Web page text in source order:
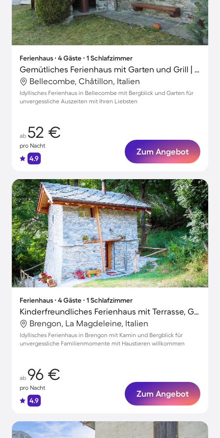
Ferienhaus ∙ 4 Gäste ∙ 1 Schlafzimmer
Gemütliches Ferienhaus mit Garten und Grill | Bergblick | Haustiere sind willkommen
Bellecombe, Châtillon, Italien
Idyllisches Ferienhaus in Bellecombe mit Bergblick und Garten für
unvergessliche Auszeiten mit Ihren Liebsten
ab 52 €
pro Nacht
4.9
Zum Angebot
Ferienhaus ∙ 4 Gäste ∙ 1 Schlafzimmer
Kinderfreundliches Ferienhaus mit Terrasse, Grill und Garten | Bergblick | Haustiere sind willkommen
Brengon, La Magdeleine, Italien
Idyllisches Ferienhaus in Brengon mit Kamin und Bergblick für
unvergessliche Familienmomente mit Haustieren willkommen
ab 96 €
pro Nacht
4.9
Zum Angebot